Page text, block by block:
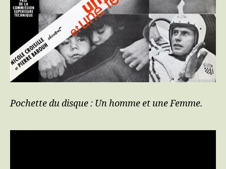
Pochette du disque : Un homme et une Femme.